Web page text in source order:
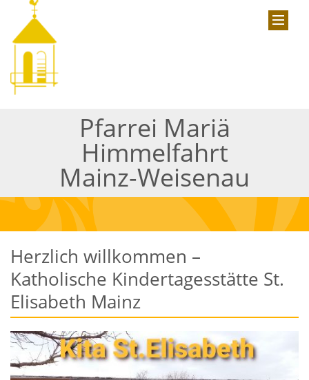
Pfarrei Mariä
Himmelfahrt
Mainz-Weisenau
Herzlich willkommen –
Katholische Kindertagesstätte St.
Elisabeth Mainz